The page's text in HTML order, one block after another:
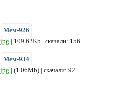
Мем-926
jpg | 109.62Kb | скачали: 156
Мем-934
jpg | (1.06Mb) | скачали: 92